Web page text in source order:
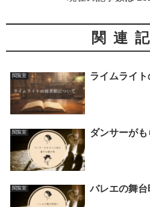
関連
閲覧室 ライムライ
閲覧室 ダンサーが
閲覧室 バレエの舞